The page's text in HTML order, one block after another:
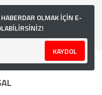
OLMAK İÇİN E-
KAYDOL